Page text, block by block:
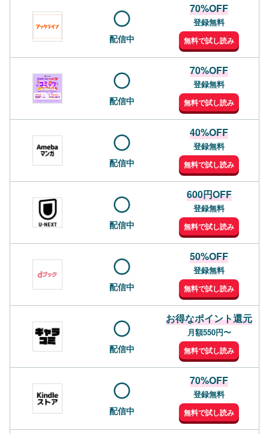
配信中
70%OFF
登録無料
無料で試し読み
配信中
70%OFF
登録無料
無料で試し読み
配信中
40%OFF
登録無料
無料で試し読み
配信中
600円OFF
登録無料
無料で試し読み
配信中
50%OFF
登録無料
無料で試し読み
配信中
お得なポイント還元
月額550円〜
無料で試し読み
配信中
70%OFF
登録無料
無料で試し読み